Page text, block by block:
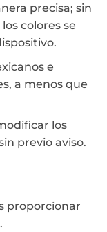
precisa; sin
colores se
e
a menos que
los
previo aviso.
proporcionar